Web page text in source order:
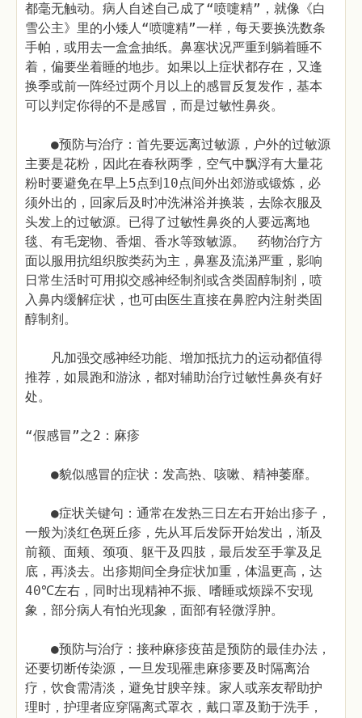
都毫无触动。病人自述自己成了“喷嚏精”，就像《白
雪公主》里的小矮人“喷嚏精”一样，每天要换洗数条
手帕，或用去一盒盒抽纸。鼻塞状况严重到躺着睡不
着，偏要坐着睡的地步。如果以上症状都存在，又逢
换季或前一阵经过两个月以上的感冒反复发作，基本
可以判定你得的不是感冒，而是过敏性鼻炎。
●预防与治疗：首先要远离过敏源，户外的过敏源
主要是花粉，因此在春秋两季，空气中飘浮有大量花
粉时要避免在早上5点到10点间外出郊游或锻炼，必
须外出的，回家后及时冲洗淋浴并换装，去除衣服及
头发上的过敏源。已得了过敏性鼻炎的人要远离地
毯、有毛宠物、香烟、香水等致敏源。 药物治疗方
面以服用抗组织胺类药为主，鼻塞及流涕严重，影响
日常生活时可用拟交感神经制剂或含类固醇制剂，喷
入鼻内缓解症状，也可由医生直接在鼻腔内注射类固
醇制剂。
凡加强交感神经功能、增加抵抗力的运动都值得
推荐，如晨跑和游泳，都对辅助治疗过敏性鼻炎有好
处。
“假感冒”之2：麻疹
●貌似感冒的症状：发高热、咳嗽、精神萎靡。
●症状关键句：通常在发热三日左右开始出疹子，
一般为淡红色斑丘疹，先从耳后发际开始发出，渐及
前额、面颊、颈项、躯干及四肢，最后发至手掌及足
底，再淡去。出疹期间全身症状加重，体温更高，达
40℃左右，同时出现精神不振、嗜睡或烦躁不安现
象，部分病人有怕光现象，面部有轻微浮肿。
●预防与治疗：接种麻疹疫苗是预防的最佳办法，
还要切断传染源，一旦发现罹患麻疹要及时隔离治
疗，饮食需清淡，避免甘腴辛辣。家人或亲友帮助护
理时，护理者应穿隔离式罩衣，戴口罩及勤于洗手，